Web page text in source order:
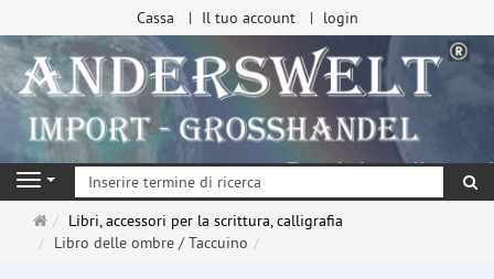
Cassa Il tuo account login
Navigation
Pagina
principale
Libri, accessori per la scrittura, calligrafia
Libro delle ombre / Taccuino